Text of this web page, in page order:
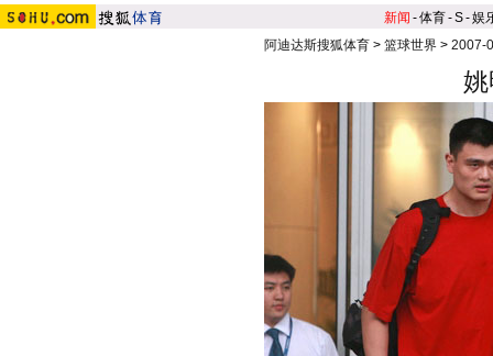
新闻 -体育-S-娱
阿迪达斯搜狐体育 >篮球世界 >2007-